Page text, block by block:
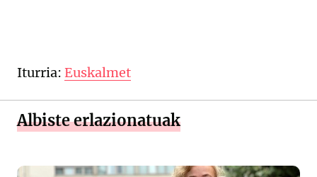
Iturria: Euskalmet
Albiste erlazionatuak